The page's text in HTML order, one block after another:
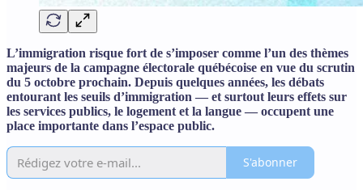
L’immigration risque fort de s’imposer comme l’un des thèmes
majeurs de la campagne électorale québécoise en vue du scrutin
du 5 octobre prochain. Depuis quelques années, les débats
entourant les seuils d’immigration — et surtout leurs effets sur
les services publics, le logement et la langue — occupent une
place importante dans l’espace public.
S'abonner